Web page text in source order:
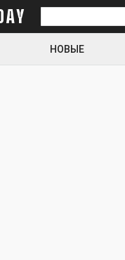
НОВЫЕ